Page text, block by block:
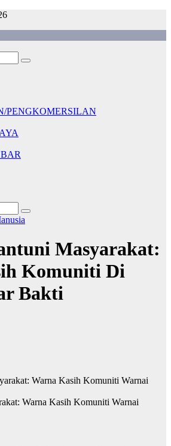
PENGKOMERSILAN
Masyarakat:
Komuniti Di
Bakti
Warna Kasih Komuniti Warnai